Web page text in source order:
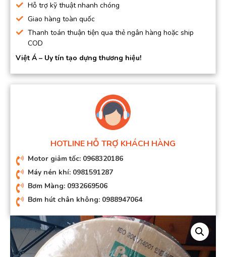
Hỗ trợ kỹ thuật nhanh chóng
Giao hàng toàn quốc
Thanh toán thuận tiện qua thẻ ngân hàng hoặc ship
COD
Việt Á – Uy tín tạo dựng thương hiệu!
HOTLINE HỖ TRỢ KHÁCH HÀNG
Motor giảm tốc: 0968320186
Máy nén khí: 0981591287
Bơm Màng: 0932669506
Bơm hút chân không: 0988947064